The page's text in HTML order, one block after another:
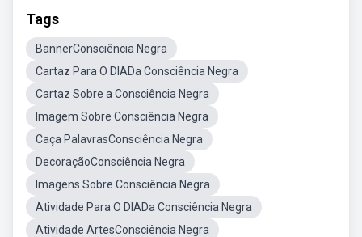
Tags
BannerConsciência Negra
Cartaz Para O DIADa Consciência Negra
Cartaz Sobre a Consciência Negra
Imagem Sobre Consciência Negra
Caça PalavrasConsciência Negra
DecoraçãoConsciência Negra
Imagens Sobre Consciência Negra
Atividade Para O DIADa Consciência Negra
Atividade ArtesConsciência Negra